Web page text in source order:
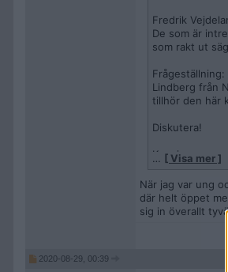
Fredrik
De som är
som rakt ut
Lindberg från
tillhör den här
Diskutera!
Kramiz
… [ Visa mer ]
När jag var ung
där helt öppet
sig in överallt
2020-08-29, 00:39